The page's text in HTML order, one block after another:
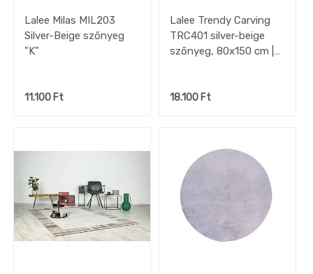
Lalee Milas MIL203
Silver-Beige szőnyeg
"K"
11.100 Ft
Lalee Trendy Carving
TRC401 silver-beige
szőnyeg, 80x150 cm |
18.100Ft